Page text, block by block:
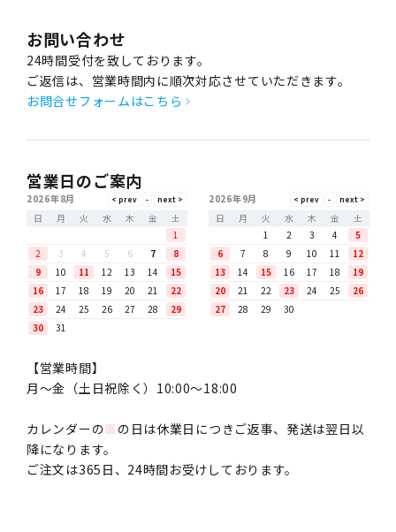
お問い合わせ
24時間受付を致しております。
ご返信は、営業時間内に順次対応させていただきます。
お問合せフォームはこちら
営業日のご案内
2026年8月
日
月 火 水 木 金
土
1
2
3 4 5 6 7
8
9
10 11 12 13 14
15
16
17 18 19 20 21
22
23
24 25 26 27 28
29
30
31
2026年9月
日
月 火 水 木 金
土
1
2 3 4
5
6
7 8 9 10 11
12
13
14 15 16 17 18
19
20
21 22 23 24 25
26
27
28 29 30
【営業時間】
月〜金（土日祝除く）10:00～18:00
カレンダーの■ の日は休業日につきご返事、発送は翌日以
降になります。
ご注文は365日、24時間お受けしております。